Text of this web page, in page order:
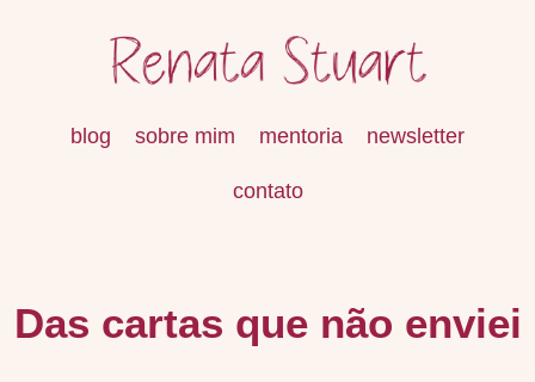
blog sobre mim mentoria newsletter
contato
Das cartas que não enviei